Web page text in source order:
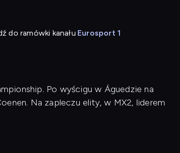
do ramówki kanału Eurosport 1
Po wyścigu w Águedzie na
Na zapleczu elity, w MX2, liderem